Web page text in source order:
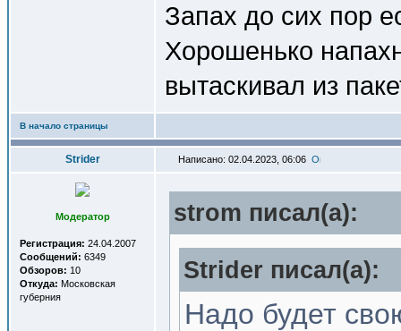
Запах до сих пор
Хорошенько
вытаскивал из
В начало страницы
Strider Написано: 02.04.2023, 06:06
Модератор
Регистрация: 24.04.2007
Сообщений: 6349
Обзоров: 10
Откуда: Московская
губерния
strom писал(a):
Strider писал(a):
Надо будет